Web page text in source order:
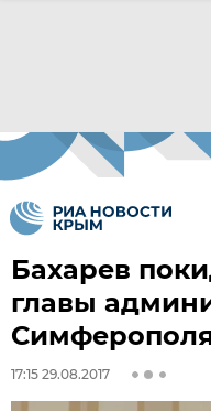
Бахарев
главы
17:15 29.08.2017